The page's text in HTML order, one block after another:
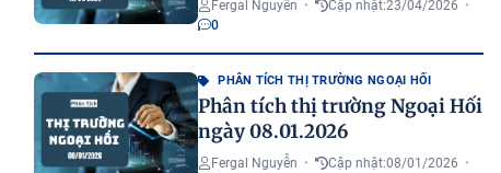
Fergal Nguyễn • Cập nhật:23/04/2026 •
0
PHÂN TÍCH THỊ TRƯỜNG NGOẠI HỐI
Phân tích thị trường Ngoại Hối
ngày 08.01.2026
Fergal Nguyễn • Cập nhật:08/01/2026 •